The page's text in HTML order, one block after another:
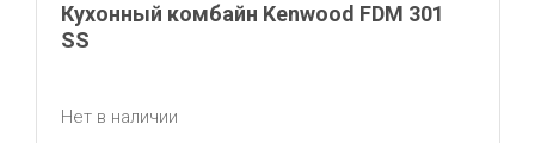
Кухонный комбайн Kenwood FDM 301
SS
Нет в наличии